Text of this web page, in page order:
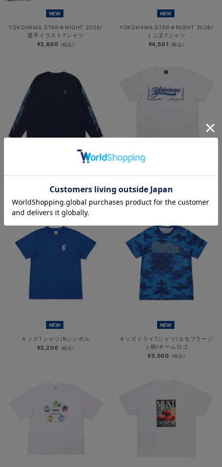
NEW
YOKOHAMA STAR☆NIGHT 2026/
選手イラストTシャツ
¥3,800 (税込)
NEW
YOKOHAMA STAR☆NIGHT 2026/
ミニ丈Tシャツ
¥4,501 (税込)
速乾ロングTシャツ
¥6,701(税込)
×MOONEYES/発泡プリントTシャツ
¥5,000(税込)
NEW
キッズTシャツ/Bシンボル
¥3,200 (税込)
NEW
キッズドライTシャツ/カモフラージ
ュ柄/チームロゴ
¥3,500 (税込)